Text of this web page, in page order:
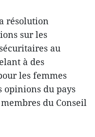
résolution
sur les
au
à des
les femmes
opinions du pays
du Conseil